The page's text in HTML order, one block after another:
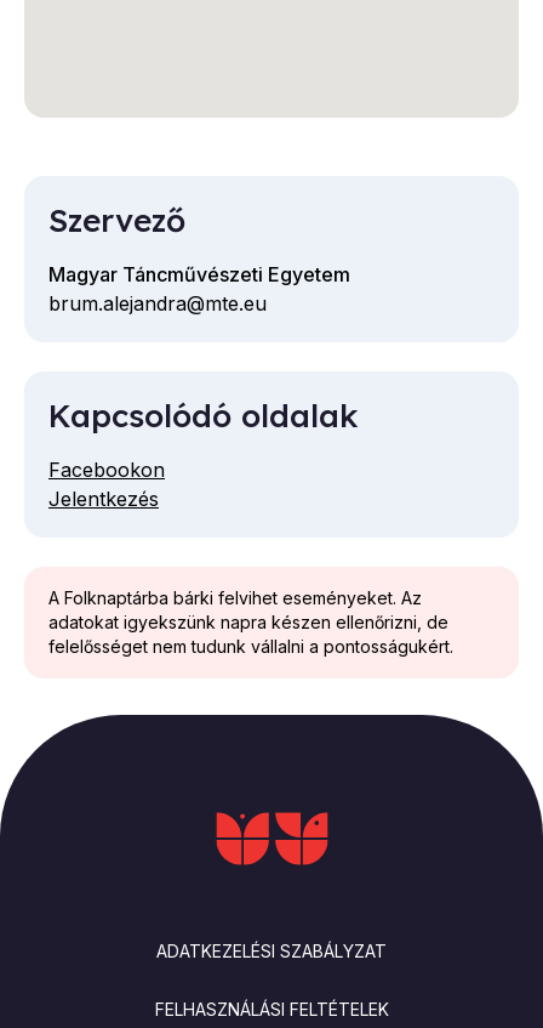
A Folknaptárba bárki felvihet eseményeket. Az
adatokat igyekszünk napra készen ellenőrizni, de
felelősséget nem tudunk vállalni a pontosságukért.
Szervező
Magyar Táncművészeti Egyetem
E-
brum.alejandra@mte.eu
Kapcsolódó oldalak
Facebookon
Jelentkezés
ADATKEZELÉSI SZABÁLYZAT
FELHASZNÁLÁSI FELTÉTELEK